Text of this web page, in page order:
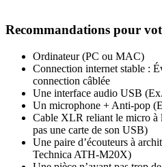
Recommandations pour
Ordinateur (PC ou MAC)
Connection internet stable :
connection câblée
Une interface audio USB
Un microphone + Anti-pop
Cable XLR reliant le micro à
pas une carte de son USB)
Une paire d’écouteurs à
Technica ATH-M20X)